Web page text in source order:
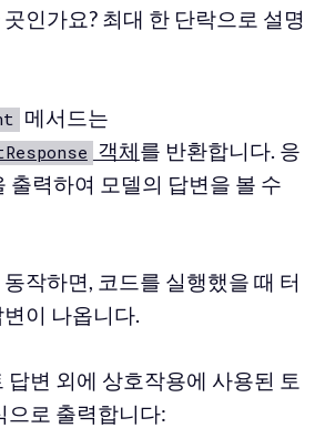
인가요? 최대 한 단락으로 설명
메서드는
객체를 반환합니다. 응
출력하여 모델의 답변을 볼 수
작하면, 코드를 실행했을 때 터
이 나옵니다.
답변 외에 상호작용에 사용된 토
으로 출력합니다: